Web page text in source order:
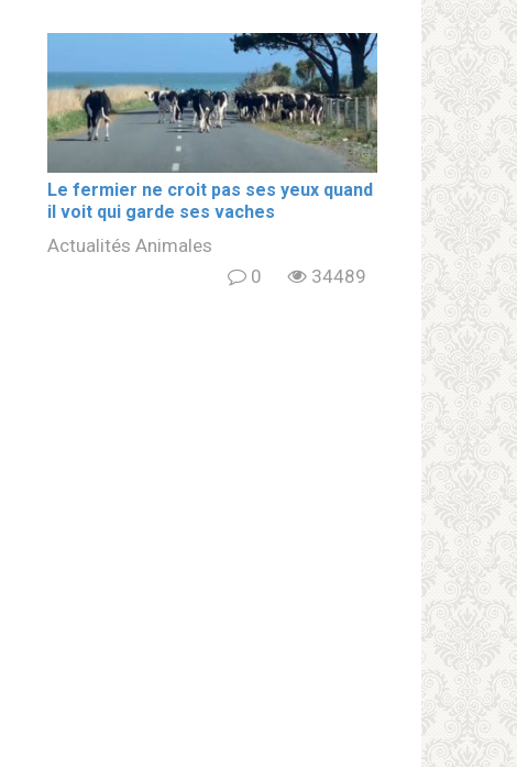
Le fermier ne croit pas ses yeux quand
il voit qui garde ses vaches
Actualités Animales
0
34489